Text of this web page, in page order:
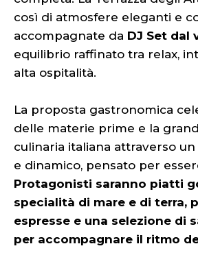
così di atmosfere eleganti e
accompagnate da DJ Set dal
equilibrio raffinato tra relax,
alta ospitalità.
La proposta gastronomica
delle materie prime e la
culinaria italiana attraverso
e dinamico, pensato per
Protagonisti saranno piatti
specialità di mare e di terra,
espresse e una selezione di
per accompagnare il ritmo